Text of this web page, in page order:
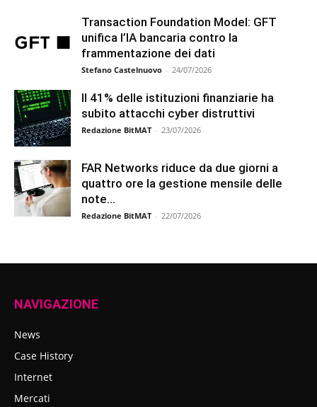
Transaction Foundation Model: GFT
unifica l’IA bancaria contro la
frammentazione dei dati
Stefano Castelnuovo - 24/07/2026
Il 41% delle istituzioni finanziarie ha
subito attacchi cyber distruttivi
Redazione BitMAT - 23/07/2026
FAR Networks riduce da due giorni a
quattro ore la gestione mensile delle
note...
Redazione BitMAT - 22/07/2026
NAVIGAZIONE
News
Case History
Internet
Mercati